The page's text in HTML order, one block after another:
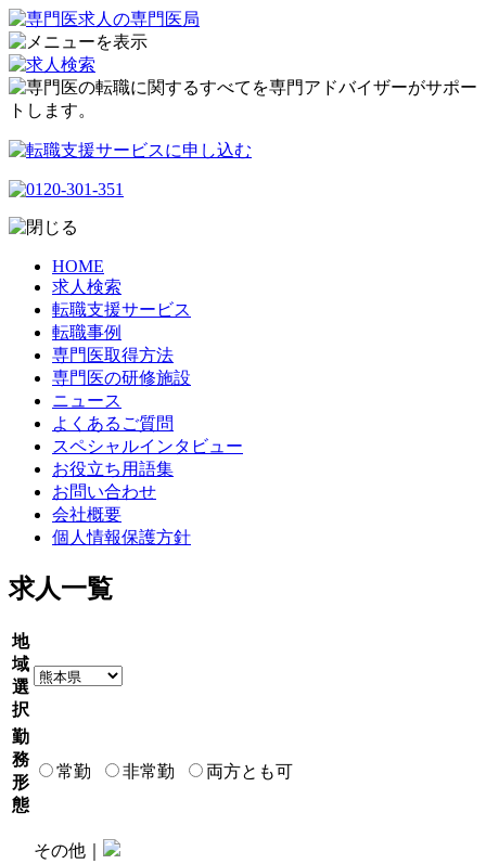
HOME
求人検索
転職支援サービス
転職事例
専門医取得方法
専門医の研修施設
ニュース
よくあるご質問
スペシャルインタビュー
お役立ち用語集
お問い合わせ
会社概要
個人情報保護方針
求人一覧
地
域
選
択
勤
務
形
態
常勤 非常勤 両方とも可
その他｜